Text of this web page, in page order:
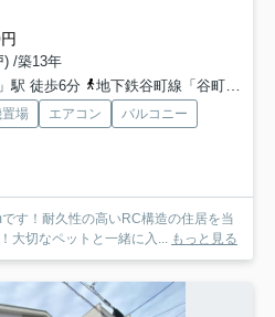
) /築13年
駅 徒歩6分
地下鉄谷町線「谷町九丁目」駅 徒歩8分
場 エアコン
バルコニー
す！耐久性の高いRC構造の住居を当
大切なペットと一緒に入...
もっと見る